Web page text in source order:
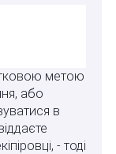
метою
або
в
- тоді